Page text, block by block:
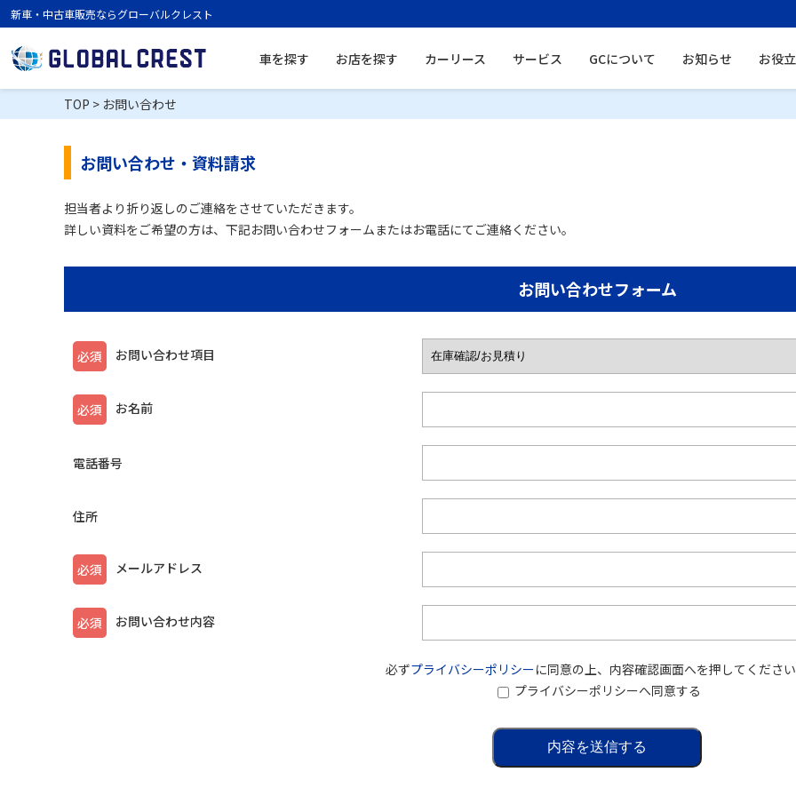
新車・中古車販売ならグローバルクレスト
車を探す お店を探す カーリース サービス GCについて お知らせ お役
TOP > お問い合わせ
お問い合わせ・資料請求
担当者より折り返しのご連絡をさせていただきます。
詳しい資料をご希望の方は、下記お問い合わせフォームまたはお電話にてご連絡ください。
お問い合わせフォーム
必須 お問い合わせ項目
必須 お名前
電話番号
住所
必須 メールアドレス
必須 お問い合わせ内容
必ずプライバシーポリシーに同意の上、内容確認画面へを押してくださ
プライバシーポリシーへ同意する